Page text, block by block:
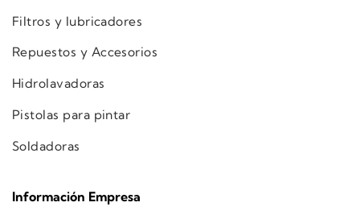
Filtros y lubricadores
Repuestos y Accesorios
Hidrolavadoras
Pistolas para pintar
Soldadoras
Información Empresa